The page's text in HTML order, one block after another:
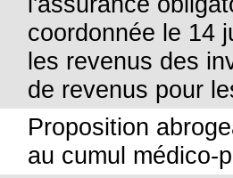
coordonnée le 14
les revenus des
de revenus pour
Proposition
au cumul médico-